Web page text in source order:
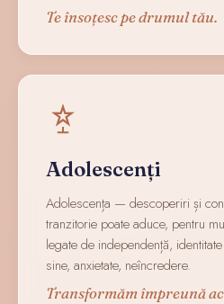
Te însoțesc pe drumul tău.
Adolescenți
Adolescența — descoperiri și
tranzitorie poate aduce, pentru
legate de independență,
sine, anxietate, neîncredere.
Transformăm împreună